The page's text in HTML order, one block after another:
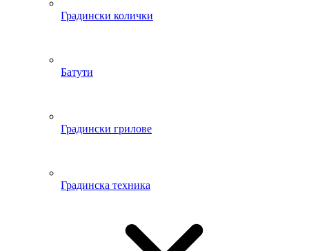
Градински колички
Батути
Градински грилове
Градинска техника